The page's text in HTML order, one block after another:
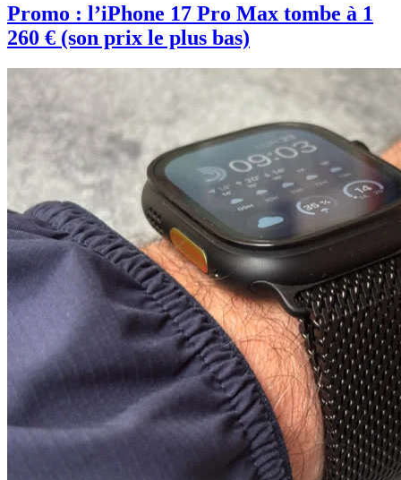
Promo : l’iPhone 17 Pro Max tombe à 1
260 € (son prix le plus bas)